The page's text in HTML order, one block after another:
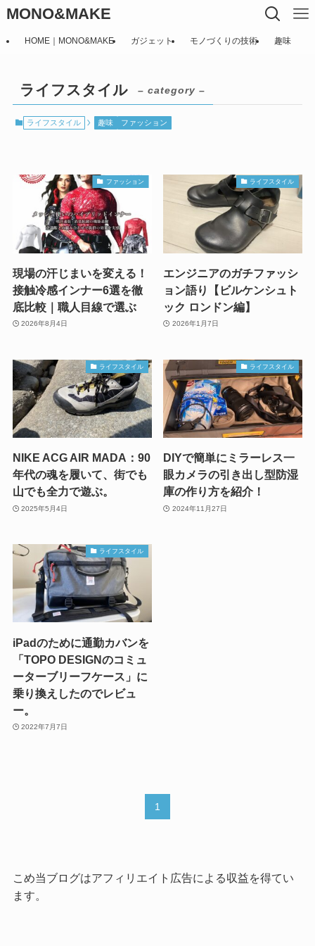
MONO&MAKE
HOME｜MONO&MAKE ガジェット モノづくりの技術 趣味
ライフスタイル – category –
ライフスタイル 趣味 ファッション
ファッション
現場の汗じまいを変える！
接触冷感インナー6選を徹
底比較｜職人目線で選ぶ
2026年8月4日
ライフスタイル
エンジニアのガチファッシ
ョン語り【ビルケンシュト
ック ロンドン編】
2026年1月7日
ライフスタイル
NIKE ACG AIR MADA：90
年代の魂を履いて、街でも
山でも全力で遊ぶ。
2025年5月4日
ライフスタイル
DIYで簡単にミラーレス一
眼カメラの引き出し型防湿
庫の作り方を紹介！
2024年11月27日
ライフスタイル
iPadのために通勤カバンを
「TOPO DESIGNのコミュ
ーターブリーフケース」に
乗り換えしたのでレビュ
ー。
2022年7月7日
1
こめ当ブログはアフィリエイト広告による収益を得てい
ます。